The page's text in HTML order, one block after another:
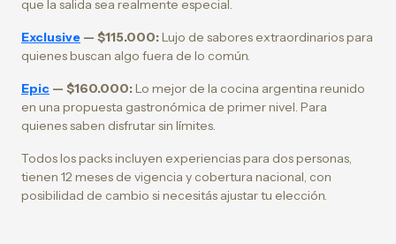
que la salida sea realmente especial.
Exclusive — $115.000:Lujo de sabores extraordinarios para
quienes buscan algo fuera de lo común.
Epic — $160.000:Lo mejor de la cocina argentina reunido
en una propuesta gastronómica de primer nivel. Para
quienes saben disfrutar sin límites.
Todos los packs incluyen experiencias para dos personas,
tienen 12 meses de vigencia y cobertura nacional, con
posibilidad de cambio si necesitás ajustar tu elección.